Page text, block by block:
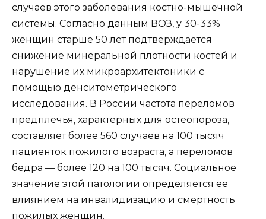
случаев этого заболевания костно-мышечной
системы. Согласно данным ВОЗ, у 30-33%
женщин старше 50 лет подтверждается
снижение минеральной плотности костей и
нарушение их микроархитектоники с
помощью денситометрического
исследования. В России частота переломов
предплечья, характерных для остеопороза,
составляет более 560 случаев на 100 тысяч
пациенток пожилого возраста, а переломов
бедра — более 120 на 100 тысяч. Социальное
значение этой патологии определяется ее
влиянием на инвалидизацию и смертность
пожилых женщин.